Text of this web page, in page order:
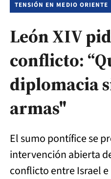
TENSIÓN EN MEDIO ORIENTE
León XIV
conflicto:
diplomacia
armas"
El sumo pontífice se
intervención abierta
conflicto entre Israel e